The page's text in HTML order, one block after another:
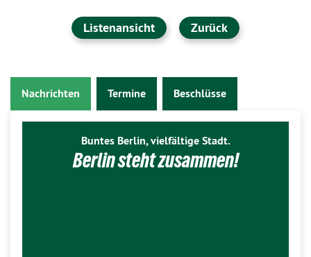
Listenansicht Zurück
Nachrichten Termine Beschlüsse
Buntes Berlin, vielfältige Stadt.
Berlin steht zusammen!